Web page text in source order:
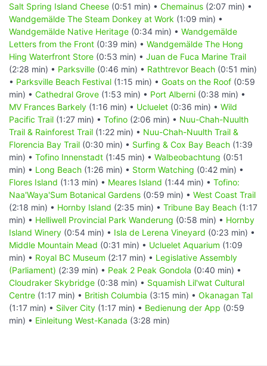
Salt Spring Island Cheese (0:51 min) • Chemainus (2:07 min) •
Wandgemälde The Steam Donkey at Work (1:09 min) •
Wandgemälde Native Heritage (0:34 min) • Wandgemälde
Letters from the Front (0:39 min) • Wandgemälde The Hong
Hing Waterfront Store (0:53 min) • Juan de Fuca Marine Trail
(2:28 min) • Parksville (0:46 min) • Rathtrevor Beach (0:51 min)
• Parksville Beach Festival (1:15 min) • Goats on the Roof (0:59
min) • Cathedral Grove (1:53 min) • Port Alberni (0:38 min) •
MV Frances Barkely (1:16 min) • Ucluelet (0:36 min) • Wild
Pacific Trail (1:27 min) • Tofino (2:06 min) • Nuu-Chah-Nuulth
Trail & Rainforest Trail (1:22 min) • Nuu-Chah-Nuulth Trail &
Florencia Bay Trail (0:30 min) • Surfing & Cox Bay Beach (1:39
min) • Tofino Innenstadt (1:45 min) • Walbeobachtung (0:51
min) • Long Beach (1:26 min) • Storm Watching (0:42 min) •
Flores Island (1:13 min) • Meares Island (1:44 min) • Tofino:
Naa'Waya'Sum Botanical Gardens (0:59 min) • West Coast Trail
(2:18 min) • Hornby Island (2:35 min) • Tribune Bay Beach (1:17
min) • Helliwell Provincial Park Wanderung (0:58 min) • Hornby
Island Winery (0:54 min) • Isla de Lerena Vineyard (0:23 min) •
Middle Mountain Mead (0:31 min) • Ucluelet Aquarium (1:09
min) • Royal BC Museum (2:17 min) • Legislative Assembly
(Parliament) (2:39 min) • Peak 2 Peak Gondola (0:40 min) •
Cloudraker Skybridge (0:38 min) • Squamish Lil'wat Cultural
Centre (1:17 min) • British Columbia (3:15 min) • Okanagan Tal
(1:17 min) • Silver City (1:17 min) • Bedienung der App (0:59
min) • Einleitung West-Kanada (3:28 min)